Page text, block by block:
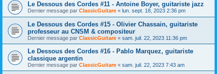
Le Dessous des Cordes #11 - Antoine Boyer, guitariste jazz
Dernier message par ClassicGuitare « lun. sept. 18, 2023 2:36 pm
Le Dessous des Cordes #15 - Olivier Chassain, guitariste
professeur au CNSM & compositeur
Dernier message par ClassicGuitare « sam. juil. 22, 2023 11:36 pm
Le Dessous des Cordes #16 - Pablo Marquez, guitariste
classique argentin
Dernier message par ClassicGuitare « sam. juil. 22, 2023 7:43 am